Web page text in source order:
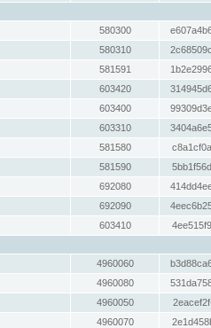
580300
580310
581591
603420
603400
603310
581580
581590
692080
692090
603410
4960060
4960080
4960050
4960070